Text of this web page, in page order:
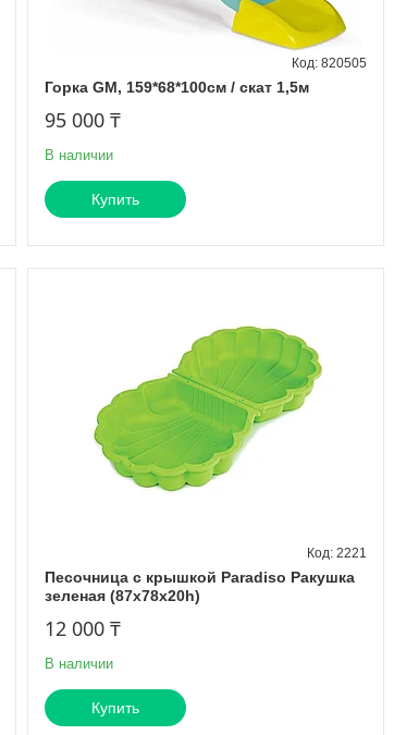
Горка GM, 159*68*100см / скат 1,5м
820505
95 000 ₸
В наличии
Купить
Песочница с крышкой Paradiso Ракушка
зеленая (87x78x20h)
2221
12 000 ₸
В наличии
Купить